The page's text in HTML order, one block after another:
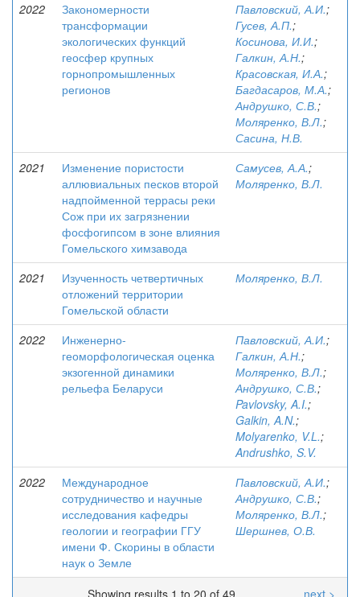
2022
Закономерности
трансформации
экологических функций
геосфер крупных
горнопромышленных
регионов
Павловский, А.И.;
Гусев, А.П.;
Косинова, И.И.;
Галкин, А.Н.;
Красовская, И.А.;
Багдасаров, М.А.;
Андрушко, С.В.;
Моляренко, В.Л.;
Сасина, Н.В.
2021
Изменение пористости
аллювиальных песков второй
надпойменной террасы реки
Сож при их загрязнении
фосфогипсом в зоне влияния
Гомельского химзавода
Самусев, А.А.;
Моляренко, В.Л.
2021
Изученность четвертичных
отложений территории
Гомельской области
Моляренко, В.Л.
2022
Инженерно-
геоморфологическая оценка
экзогенной динамики
рельефа Беларуси
Павловский, А.И.;
Галкин, А.Н.;
Моляренко, В.Л.;
Андрушко, С.В.;
Pavlovsky, A.I.;
Galkin, A.N.;
Molyarenko, V.L.;
Andrushko, S.V.
2022
Международное
сотрудничество и научные
исследования кафедры
геологии и географии ГГУ
имени Ф. Скорины в области
наук о Земле
Павловский, А.И.;
Андрушко, С.В.;
Моляренко, В.Л.;
Шершнев, О.В.
Showing results 1 to 20 of 49 next >